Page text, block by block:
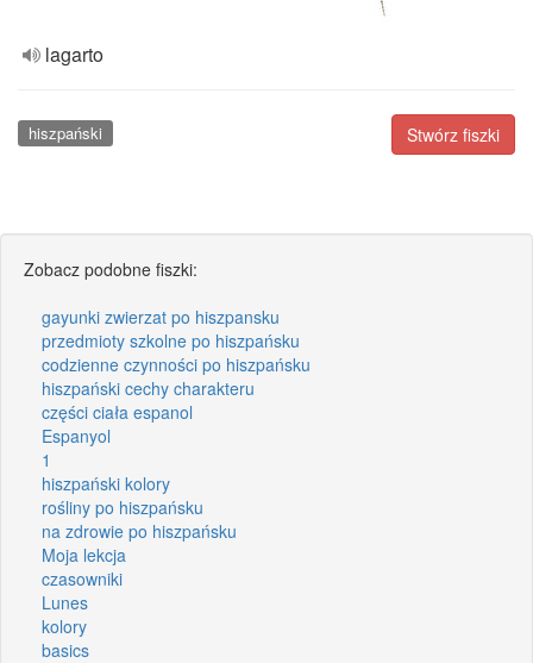
lagarto
Stwórz fiszki
hiszpański
Zobacz podobne fiszki:
gayunki zwierzat po hiszpansku
przedmioty szkolne po hiszpańsku
codzienne czynności po hiszpańsku
hiszpański cechy charakteru
części ciała espanol
Espanyol
1
hiszpański kolory
rośliny po hiszpańsku
na zdrowie po hiszpańsku
Moja lekcja
czasowniki
Lunes
kolory
basics